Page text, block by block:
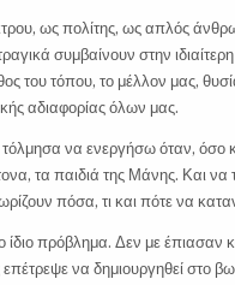
ως πολίτης, ως απλός
συμβαίνουν στην
του τόπου, το μέλλον μας,
αδιαφορίας όλων μας.
τόλμησα να ενεργήσω όταν,
τα παιδιά της Μάνης. Και
πόσα, τι και πότε να
ίδιο πρόβλημα. Δεν με έπιασαν
να δημιουργηθεί στο